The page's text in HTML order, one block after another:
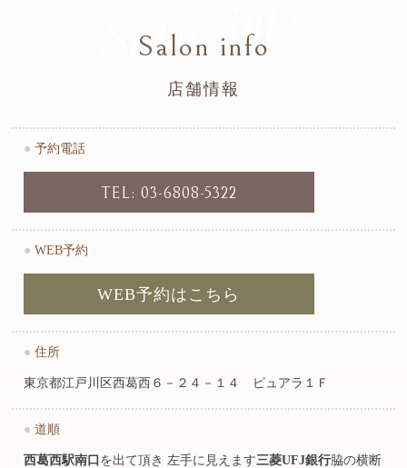
Salon info
Salon info
店舗情報
● 予約電話
TEL: 03-6808-5322
● WEB予約
WEB予約はこちら
● 住所
東京都江戸川区西葛西６－２４－１４ ピュアラ１Ｆ
● 道順
西葛西駅南口 を出て頂き 左手に見えます三菱UFJ銀行脇の横断